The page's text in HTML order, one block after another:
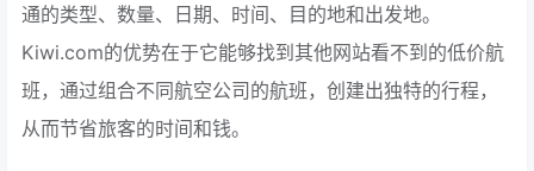
通的类型、数量、日期、时间、目的地和出发地。
Kiwi.com的优势在于它能够找到其他网站看不到的低价航
班，通过组合不同航空公司的航班，创建出独特的行程，
从而节省旅客的时间和钱。